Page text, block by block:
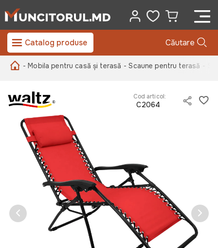
Catalog produse Căutare
- Mobila pentru casă și terasă - Scaune pentru terasă -
Cod articol:
C2064